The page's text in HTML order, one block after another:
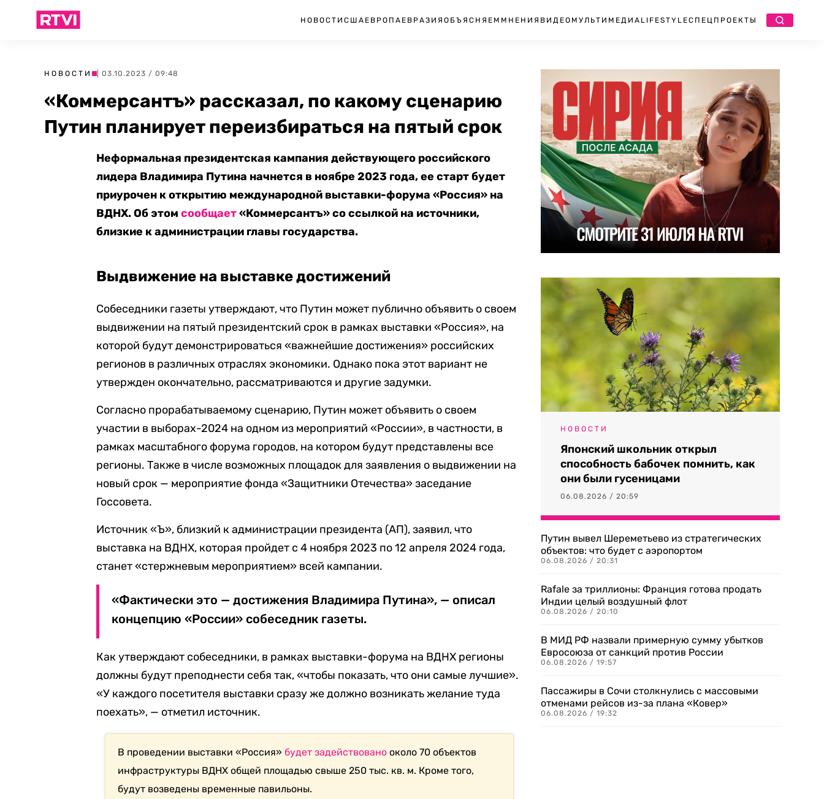
НОВОСТИ США ЕВРОПА ЕВРАЗИЯ ОБЪЯСНЯЕМ МНЕНИЯ ВИДЕО МУЛЬТИМЕДИА LIFESTYLEСПЕЦПРОЕКТЫ
НОВОСТИ | 03.10.2023 / 09:48
«Коммерсантъ» рассказал, по какому сценарию
Путин планирует переизбираться на пятый срок
Неформальная президентская кампания действующего российского
лидера Владимира Путина начнется в ноябре 2023 года, ее старт будет
приурочен к открытию международной выставки-форума «Россия» на
ВДНХ. Об этомсообщает«Коммерсантъ» со ссылкой на источники,
близкие к администрации главы государства.
Выдвижение на выставке достижений
Собеседники газеты утверждают, что Путин может публично объявить о своем
выдвижении на пятый президентский срок в рамках выставки «Россия», на
которой будут демонстрироваться «важнейшие достижения» российских
регионов в различных отраслях экономики. Однако пока этот вариант не
утвержден окончательно, рассматриваются и другие задумки.
Согласно прорабатываемому сценарию, Путин может объявить о своем
участии в выборах-2024 на одном из мероприятий «России», в частности, в
рамках масштабного форума городов, на котором будут представлены все
регионы. Также в числе возможных площадок для заявления о выдвижении на
новый срок — мероприятие фонда «Защитники Отечества» заседание
Госсовета.
Источник «Ъ», близкий к администрации президента (АП), заявил, что
выставка на ВДНХ, которая пройдет с 4 ноября 2023 по 12 апреля 2024 года,
станет «стержневым мероприятием» всей кампании.
«Фактически это — достижения Владимира Путина», — описал
концепцию «России» собеседник газеты.
Как утверждают собеседники, в рамках выставки-форума на ВДНХ регионы
должны будут преподнести себя так, «чтобы показать, что они самые лучшие».
«У каждого посетителя выставки сразу же должно возникать желание туда
поехать», — отметил источник.
В проведении выставки «Россия» будет задействовано около 70 объектов
инфраструктуры ВДНХ общей площадью свыше 250 тыс. кв. м. Кроме того,
будут возведены временные павильоны.
НОВОСТИ
Японский школьник открыл
способность бабочек помнить, как
они были гусеницами
06.08.2026 / 20:59
Путин вывел Шереметьево из стратегических
объектов: что будет с аэропортом
06.08.2026 / 20:31
Rafale за триллионы: Франция готова продать
Индии целый воздушный флот
06.08.2026 / 20:10
В МИД РФ назвали примерную сумму убытков
Евросоюза от санкций против России
06.08.2026 / 19:57
Пассажиры в Сочи столкнулись с массовыми
отменами рейсов из-за плана «Ковер»
06.08.2026 / 19:32